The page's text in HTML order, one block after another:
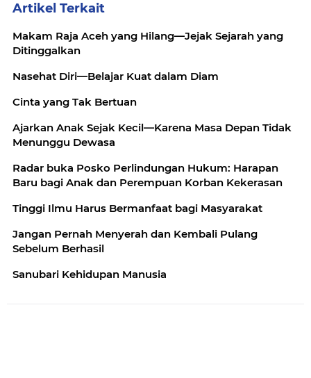
Artikel Terkait
Makam Raja Aceh yang Hilang—Jejak Sejarah yang
Ditinggalkan
Nasehat Diri—Belajar Kuat dalam Diam
Cinta yang Tak Bertuan
Ajarkan Anak Sejak Kecil—Karena Masa Depan Tidak
Menunggu Dewasa
Radar buka Posko Perlindungan Hukum: Harapan
Baru bagi Anak dan Perempuan Korban Kekerasan
Tinggi Ilmu Harus Bermanfaat bagi Masyarakat
Jangan Pernah Menyerah dan Kembali Pulang
Sebelum Berhasil
Sanubari Kehidupan Manusia